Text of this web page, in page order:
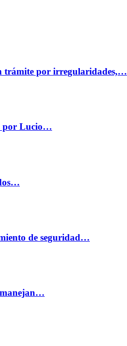
trámite por irregularidades,…
por Lucio…
de seguridad…
manejan…